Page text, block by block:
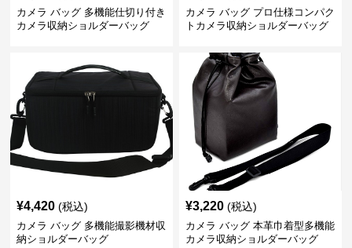
カメラ バッグ 多機能仕切り付き
カメラ収納ショルダーバッグ
カメラ バッグ プロ仕様コンパク
トカメラ収納ショルダーバッグ
¥4,420 (税込)
カメラ バッグ 多機能撮影機材収
納ショルダーバッグ
¥3,220 (税込)
カメラ バッグ 本革巾着型多機能
カメラ収納ショルダーバッグ